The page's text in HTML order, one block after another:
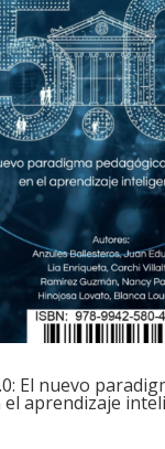
El nuevo
aprendizaje